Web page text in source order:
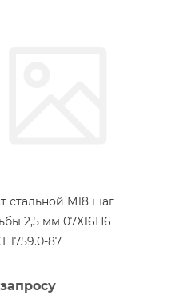
стальной М18 шаг
2,5 мм 07Х16Н6
1759.0-87